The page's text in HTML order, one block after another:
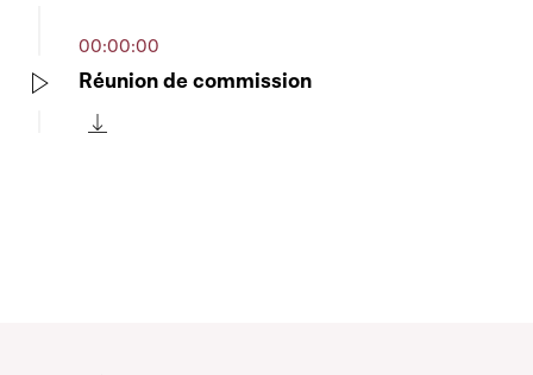
00:00:00
Réunion de commission